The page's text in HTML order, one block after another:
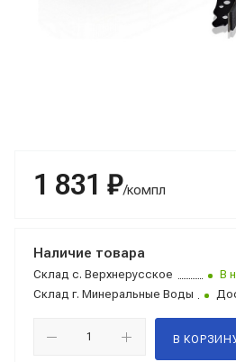
1 831 ₽/компл
Наличие товара
Склад с. Верхнерусское
В
Склад г. Минеральные Воды
В